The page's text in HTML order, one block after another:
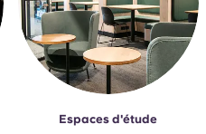
Espaces d'étude